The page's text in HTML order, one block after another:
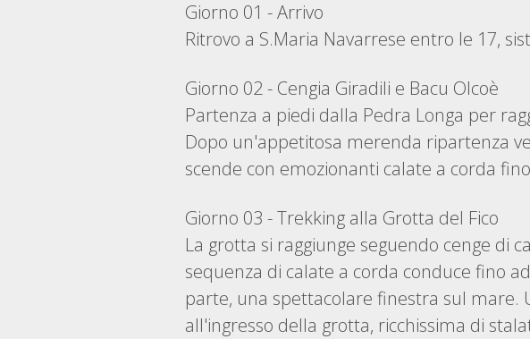
Giorno 01 - Arrivo
Ritrovo a S.Maria Navarrese entro le 17,
Giorno 02 - Cengia Giradili e Bacu Olcoè
Partenza a piedi dalla Pedra Longa per
Dopo un'appetitosa merenda ripartenza
scende con emozionanti calate a corda
Giorno 03 - Trekking alla Grotta del Fico
La grotta si raggiunge seguendo cenge di
sequenza di calate a corda conduce fino
parte, una spettacolare finestra sul
all'ingresso della grotta, ricchissima di